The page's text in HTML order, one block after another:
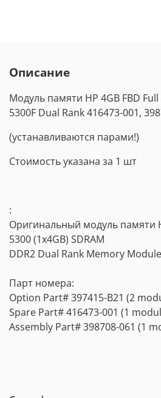
Описание
Модуль памяти НР 4GB FBD
5300F Dual Rank 416473-001,
(устанавливаются парами!)
Стоимость указана за 1 шт
:
Оригинальный модуль памяти
5300 (1x4GB) SDRAM
DDR2 Dual Rank Memory Module
Парт номера:
Option Part# 397415-B21 (2
Spare Part# 416473-001 (1
Assembly Part# 398708-061 (1